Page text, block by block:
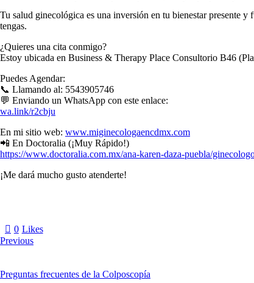
Tu salud ginecológica es una inversión en tu bienestar presente
tengas.
¿Quieres una cita conmigo?
Estoy ubicada en Business & Therapy Place Consultorio B46
Puedes Agendar:
📞 Llamando al: 5543905746
💬 Enviando un WhatsApp con este enlace:
wa.link/r2cbju
En mi sitio web: www.miginecologaencdmx.com
📲 En Doctoralia (¡Muy Rápido!)
https://www.doctoralia.com.mx/ana-karen-daza-puebla/
¡Me dará mucho gusto atenderte!
0 Likes
Previous
Preguntas frecuentes de la Colposcopía